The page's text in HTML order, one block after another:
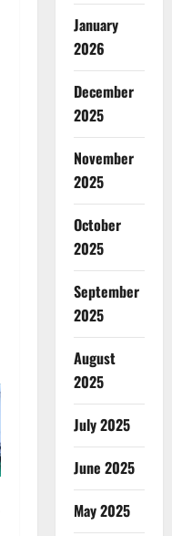
January
2026
December
2025
November
2025
October
2025
September
2025
August
2025
July 2025
June 2025
May 2025